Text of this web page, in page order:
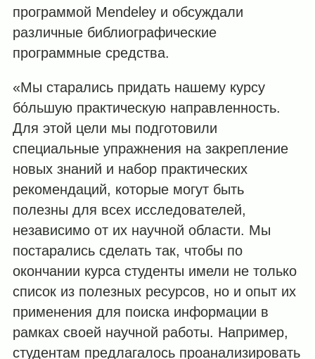
программой Mendeley и обсуждали
различные библиографические
программные средства.
«Мы старались придать нашему курсу
бо́льшую практическую направленность.
Для этой цели мы подготовили
специальные упражнения на закрепление
новых знаний и набор практических
рекомендаций, которые могут быть
полезны для всех исследователей,
независимо от их научной области. Мы
постарались сделать так, чтобы по
окончании курса студенты имели не только
список из полезных ресурсов, но и опыт их
применения для поиска информации в
рамках своей научной работы. Например,
студентам предлагалось проанализировать